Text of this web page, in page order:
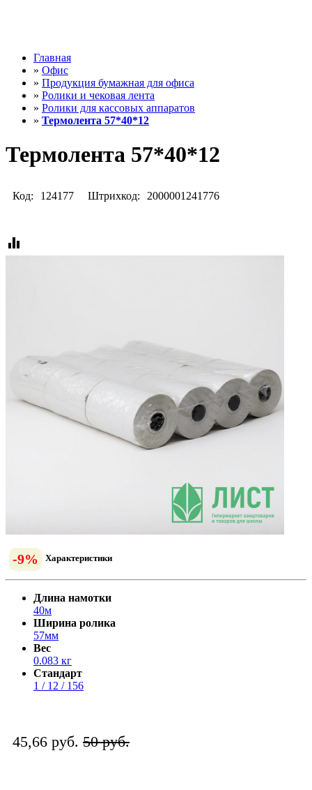
Главная
» Офис
» Продукция бумажная для офиса
» Ролики и чековая лента
» Ролики для кассовых аппаратов
» Термолента 57*40*12
Термолента 57*40*12
Код: 124177 Штрихкод: 2000001241776
equalizer
-9% Характеристики
Длина намотки
40м
Ширина ролика
57мм
Вес
0.083 кг
Стандарт
1 / 12 / 156
45,66 руб. 50 руб.